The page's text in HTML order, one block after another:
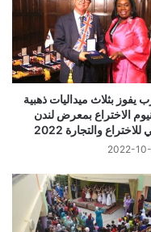
يفوز بثلاث ميداليات ذهبية
الاختراع بمعرض لندن
والتجارة 2022
2022-